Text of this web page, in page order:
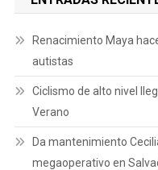
Renacimiento Maya
autistas
Ciclismo de alto nivel
Verano
Da mantenimiento
megaoperativo en